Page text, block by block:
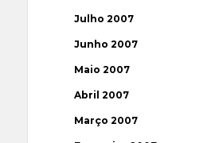
Julho 2007
Junho 2007
Maio 2007
Abril 2007
Março 2007